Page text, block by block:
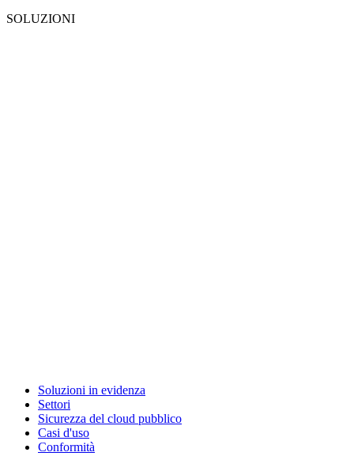
SOLUZIONI
Soluzioni in evidenza
Settori
Sicurezza del cloud pubblico
Casi d'uso
Conformità